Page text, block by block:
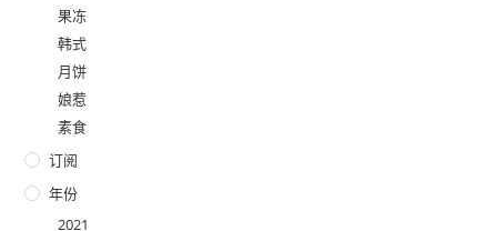
果冻
韩式
月饼
娘惹
素食
订阅
年份
2021